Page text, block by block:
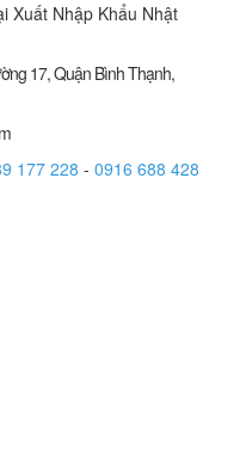
Xuất Nhập Khẩu Nhật
17, Quận Bình Thạnh,
177 228 - 0916 688 428